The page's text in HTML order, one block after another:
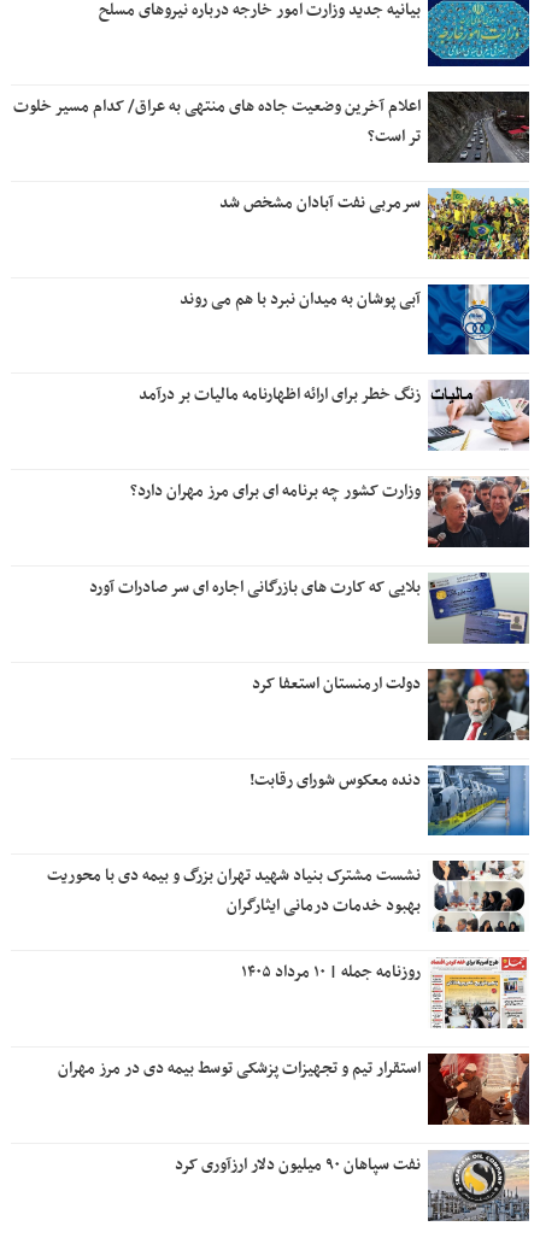
بیانیه جدید وزارت امور خارجه درباره نیروهای مسلح
اعلام آخرین وضعیت جاده های منتهی به عراق/ کدام مسیر خلوت
تر است؟
سرمربی نفت آبادان مشخص شد
آبی پوشان به میدان نبرد با هم می روند
زنگ خطر برای ارائه اظهارنامه مالیات بر درآمد
وزارت کشور چه برنامه ای برای مرز مهران دارد؟
بلایی که کارت های بازرگانی اجاره ای سر صادرات آورد
دولت ارمنستان استعفا کرد
دنده معکوس شورای رقابت!
نشست مشترک بنیاد شهید تهران بزرگ و بیمه دی با محوریت
بهبود خدمات درمانی ایثارگران
روزنامه جمله | ۱۰ مرداد ۱۴۰۵
استقرار تیم و تجهیزات پزشکی توسط بیمه دی در مرز مهران
نفت سپاهان ۹۰ میلیون دلار ارزآوری کرد